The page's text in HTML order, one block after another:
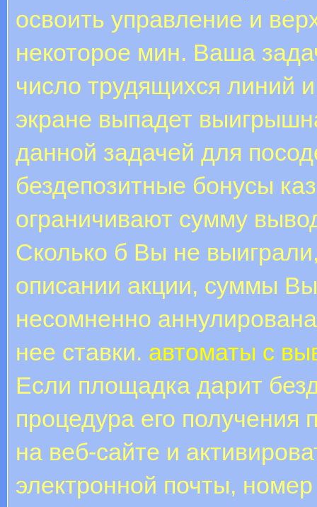
освоить управление и
некоторое мин. Ваша
число трудящихся линий
экране выпадет
данной задачей для
бездепозитные бонусы
ограничивают сумму
Сколько б Вы не
описании акции, суммы
несомненно
нее ставки. автоматы с
Если площадка дарит
процедура его получения
на веб-сайте и
электронной почты,